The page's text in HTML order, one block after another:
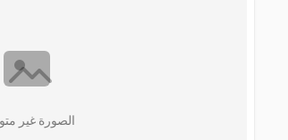
الصورة غير